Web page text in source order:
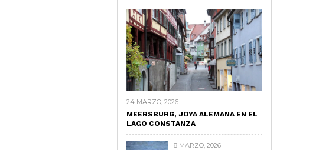
24 MARZO, 2026
MEERSBURG, JOYA ALEMANA EN EL
LAGO CONSTANZA
8 MARZO, 2026